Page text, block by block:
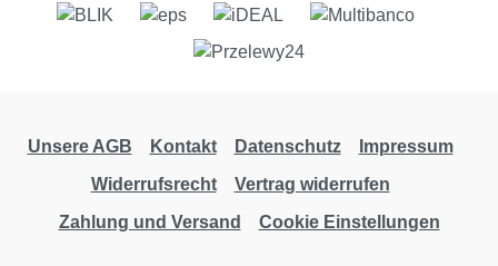
Unsere AGB Kontakt Datenschutz
Impressum
Widerrufsrecht
Vertrag widerrufen
Zahlung und Versand
Cookie Einstellungen